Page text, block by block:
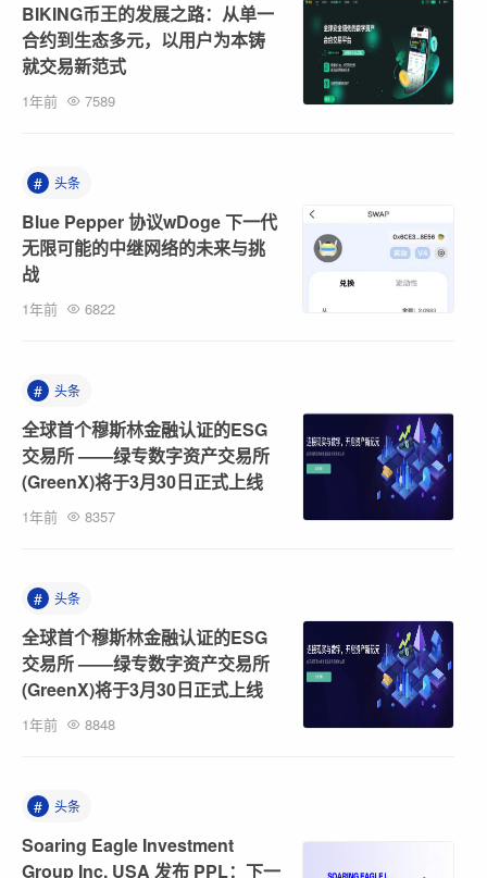
BIKING币王的发展之路：从单一
合约到生态多元，以用户为本铸
就交易新范式
1年前 7589
# 头条
Blue Pepper 协议wDoge 下一代
无限可能的中继网络的未来与挑
战
1年前 6822
# 头条
全球首个穆斯林金融认证的ESG
交易所 ——绿专数字资产交易所
(GreenX)将于3月30日正式上线
1年前 8357
# 头条
全球首个穆斯林金融认证的ESG
交易所 ——绿专数字资产交易所
(GreenX)将于3月30日正式上线
1年前 8848
# 头条
Soaring Eagle Investment
Group Inc. USA 发布 PPL：下一